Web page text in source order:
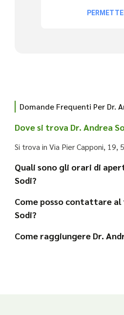
Domande Frequenti Per Dr.
Dove si trova Dr. Andrea
Si trova in Via Pier Capponi, 19,
Quali sono gli orari di
Sodi?
Come posso contattare al
Sodi?
Come raggiungere Dr.